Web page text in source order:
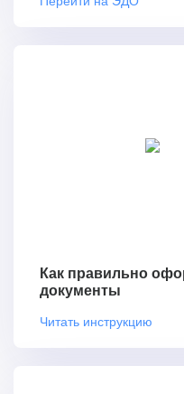
Как правильно
документы
Читать инструкцию